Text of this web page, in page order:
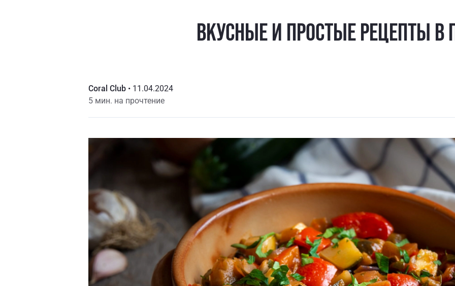
ВКУСНЫЕ И ПРОСТЫЕ РЕЦЕПТЫ В
Coral Club • 11.04.2024
5 мин. на прочтение